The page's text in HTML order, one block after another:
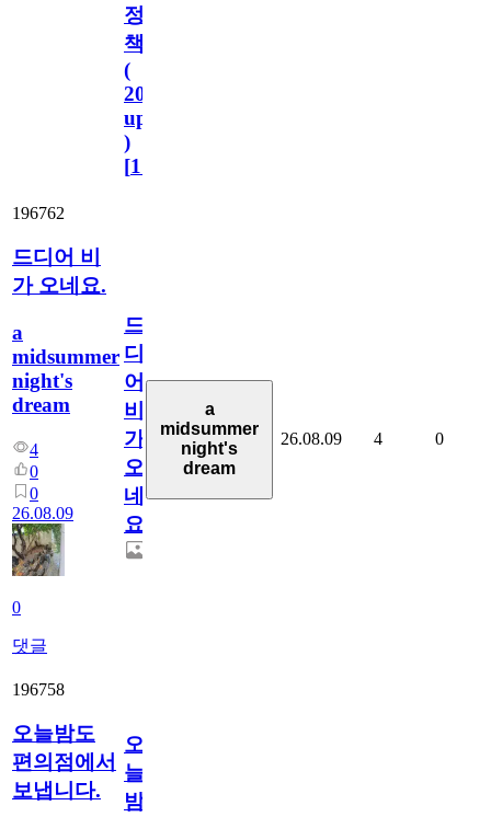
정
책
(
2023.11.1
update
)
[110
196762
드디어 비
가 오네요.
a
midsummer
night's
dream
4
0
0
26.08.09
0
댓글
드
디
어
비
가
오
네
요.
a
midsummer
night's
dream
26.08.09 4 0
196758
오늘밤도
편의점에서
보냅니다.
오
늘
밤